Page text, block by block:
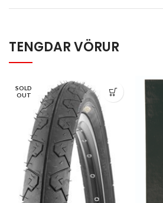
TENGDAR VÖRUR
SOLD
OUT